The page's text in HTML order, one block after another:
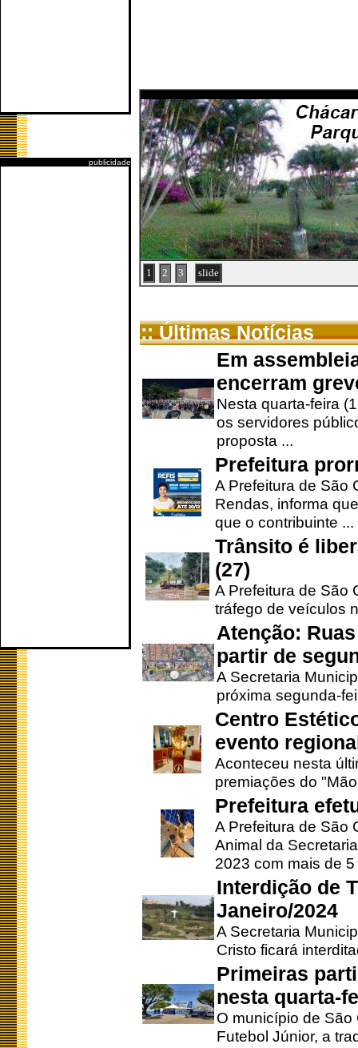
publicidade
1 2 3 slide
:: Últimas Notícias
Em
encerram
Nesta quarta-feira
os servidores
proposta ...
Prefeitura
A Prefeitura de São
Rendas, informa
que o contribuinte ...
Trânsito é
(27)
A Prefeitura de São
tráfego de veículos
Atenção:
partir de
A Secretaria
próxima segunda-
Centro
evento
Aconteceu nesta
premiações do
Prefeitura
A Prefeitura de São
Animal da
2023 com mais de 5
Interdição de
Janeiro/2024
A Secretaria
Cristo ficará
Primeiras
nesta quarta-
O município de
Futebol Júnior, a